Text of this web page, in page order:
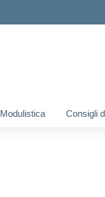
Modulistica Consigli